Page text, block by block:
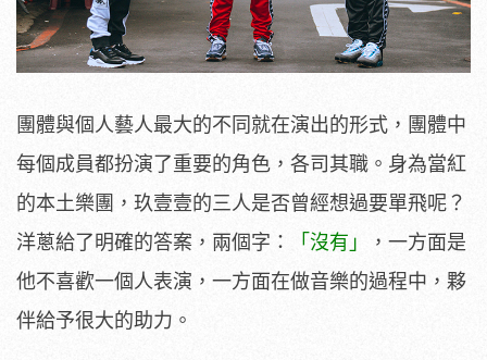
團體與個人藝人最大的不同就在演出的形式，團體中
每個成員都扮演了重要的角色，各司其職。身為當紅
的本土樂團，玖壹壹的三人是否曾經想過要單飛呢？
洋蔥給了明確的答案，兩個字：
「沒有」
，一方面是
他不喜歡一個人表演，一方面在做音樂的過程中，夥
伴給予很大的助力。